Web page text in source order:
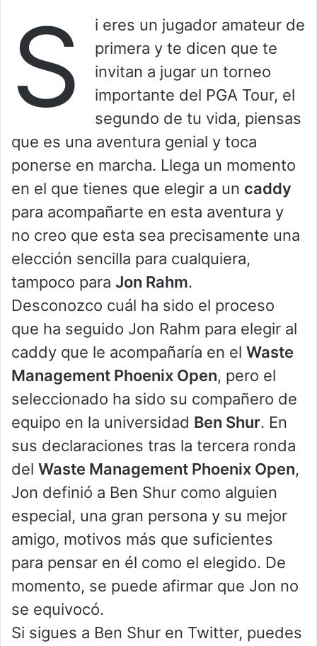
S
i eres un jugador amateur de
primera y te dicen que te
invitan a jugar un torneo
importante del PGA Tour, el
segundo de tu vida, piensas
que es una aventura genial y toca
ponerse en marcha. Llega un momento
en el que tienes que elegir a un caddy
para acompañarte en esta aventura y
no creo que esta sea precisamente una
elección sencilla para cualquiera,
tampoco para Jon Rahm.
Desconozco cuál ha sido el proceso
que ha seguido Jon Rahm para elegir al
caddy que le acompañaría en el Waste
Management Phoenix Open, pero el
seleccionado ha sido su compañero de
equipo en la universidad Ben Shur. En
sus declaraciones tras la tercera ronda
del Waste Management Phoenix Open,
Jon definió a Ben Shur como alguien
especial, una gran persona y su mejor
amigo, motivos más que suficientes
para pensar en él como el elegido. De
momento, se puede afirmar que Jon no
se equivocó.
Si sigues a Ben Shur en Twitter, puedes